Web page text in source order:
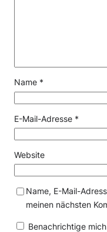
Name *
E-Mail-Adresse *
Website
Name, E-Mail-
meinen nächsten
Benachrichtige